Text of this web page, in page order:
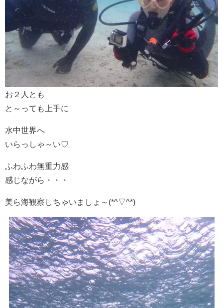
お２人とも
と～っても上手に
水中世界へ
いらっしゃ～い♡
ふわふわ無重力感
感じながら・・・
美ら海観察しちゃいましょ～(*^▽^*)